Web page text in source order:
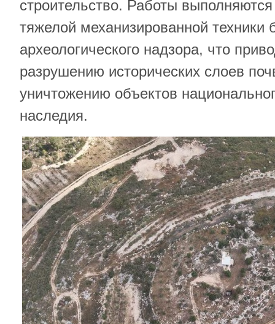
строительство. Работы
тяжелой механизированной техники
археологического надзора, что
разрушению исторических слоев
уничтожению объектов
наследия.